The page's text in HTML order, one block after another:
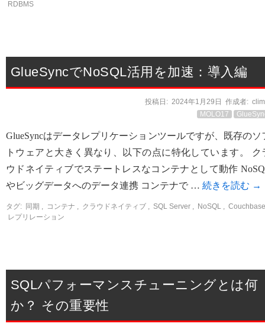
RDBMS
GlueSyncでNoSQL活用を加速：導入編
投稿日: 2024年1月29日 作成者:
MOLO17
GlueSyncはデータレプリケーションツールですが、既存のソ
トウェアと大きく異なり、以下の点に特化しています。 ク
ウドネイティブでステートレスなコンテナとして動作
やビッグデータへのデータ連携 コンテナで … 続きを読む →
タグ: 同期 , コンテナ , クラウドネイティブ , SQL Server , NoSQL , Couchbase
レプリレーション
SQLパフォーマンスチューニングとは何
か？ その重要性